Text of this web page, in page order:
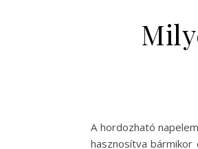
A hordozható
hasznosítva